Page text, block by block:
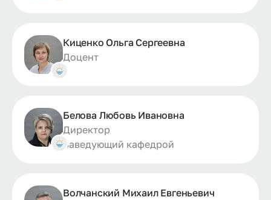
Киценко Ольга Сергеевна
Доцент
Белова Любовь Ивановна
Директор
Заведующий кафедрой
Волчанский Михаил Евгеньевич